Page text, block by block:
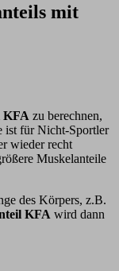
mit
KFA zu berechnen,
ist für Nicht-Sportler
wieder recht
Muskelanteile
des Körpers, z.B.
KFA wird dann